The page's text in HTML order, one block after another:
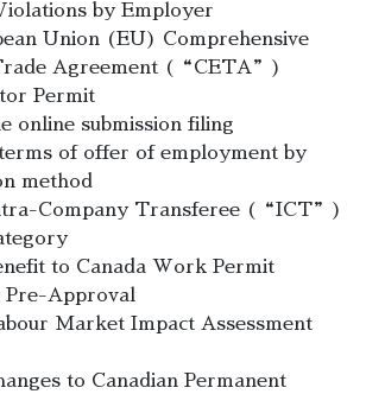
by Employer
Union (EU) Comprehensive
Agreement (“CETA”)
Permit
online submission filing
of offer of employment by
method
Company Transferee (“ICT”)
to Canada Work Permit
Approval
Market Impact Assessment
to Canadian Permanent